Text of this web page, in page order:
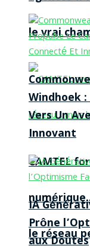
le vrai
CAMTEL
le réseau
Windhoek
Vers Un
Innovant
IA
Prône
aux Doutes